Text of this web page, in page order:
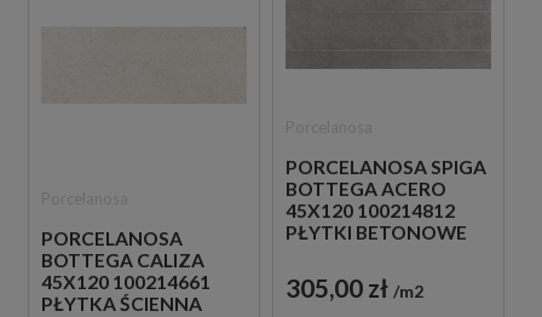
PORCELANOSA
BOTTEGA CALIZA
45X120 100214661
PŁYTKA ŚCIENNA
PORCELANOSA SPIGA
BOTTEGA ACERO
45X120 100214812
PŁYTKI BETONOWE
305,00 zł m2